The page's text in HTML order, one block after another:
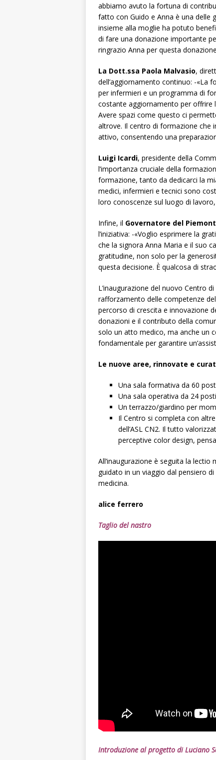
abbiamo avuto la fortuna di
fatto con Guido e Anna è una delle
insieme alla moglie ha potuto
di fare una donazione importante
ringrazio Anna per questa
La Dott.ssa Paola Malvasio,
dell’aggiornamento continuo: -«La
per infermieri e un programma di
costante aggiornamento per offrire
Avere spazi come questo ci
altrove. Il centro di formazione che
attivo, consentendo una
Luigi Icardi, presidente della
l’importanza cruciale della
formazione, tanto da dedicarci la
medici, infermieri e tecnici sono
loro conoscenze sul luogo di
Infine, il Governatore del
l’iniziativa: -«Voglio esprimere la
che la signora Anna Maria e il suo
gratitudine, non solo per la
questa decisione. È qualcosa di
L’inaugurazione del nuovo Centro
rafforzamento delle competenze
percorso di crescita e innovazione
donazioni e il contributo della
solo un atto medico, ma anche un
fondamentale per garantire
Le nuove aree, rinnovate e
Una sala formativa da 60
Una sala operativa da 24
Un terrazzo/giardino per
Il Centro si completa con
dell’ASL CN2. Il tutto
perceptive color design,
All’inaugurazione è seguita la
guidato in un viaggio dal pensiero
medicina.
alice ferrero
Taglio del nastro
Introduzione al progetto di Luciano